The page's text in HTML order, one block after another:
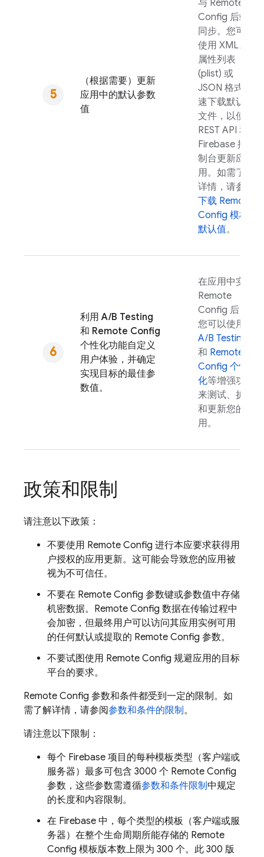
（根据需要）更新
应用中的默认参数
值
与 Remote
Config 后端
同步。您可以
使用 XML、
属性列表
(plist) 或
JSON 格式快
速下载默认值
文件，以使用
REST API 和
Firebase 控
制台更新应
用。如需了解
详情，请参阅
下载 Remote
Config 模板
默认值。
利用 A/B Testing
和 Remote Config
个性化功能自定义
用户体验，并确定
实现目标的最佳参
数值。
在应用中实现
Remote
Config 后，
您可以使用
A/B Testing
和 Remote
Config 个性
化等增强功能
来测试、扩展
和更新您的应
用。
政策和限制
请注意以下政策：
不要使用 Remote Config 进行本应要求获得用
户授权的应用更新。这可能会导致您的应用被
视为不可信任。
不要在 Remote Config 参数键或参数值中存储
机密数据。 Remote Config 数据在传输过程中
会加密，但最终用户可以访问其应用实例可用
的任何默认或提取的 Remote Config 参数。
不要试图使用 Remote Config 规避应用的目标
平台的要求。
Remote Config 参数和条件都受到一定的限制。如
需了解详情，请参阅参数和条件的限制。
请注意以下限制：
每个 Firebase 项目的每种模板类型（客户端或
服务器）最多可包含 3000 个 Remote Config
参数，这些参数需遵循参数和条件限制中规定
的长度和内容限制。
在 Firebase 中，每个类型的模板（客户端或服
务器）在整个生命周期所能存储的 Remote
Config 模板版本数上限为 300 个。此 300 版